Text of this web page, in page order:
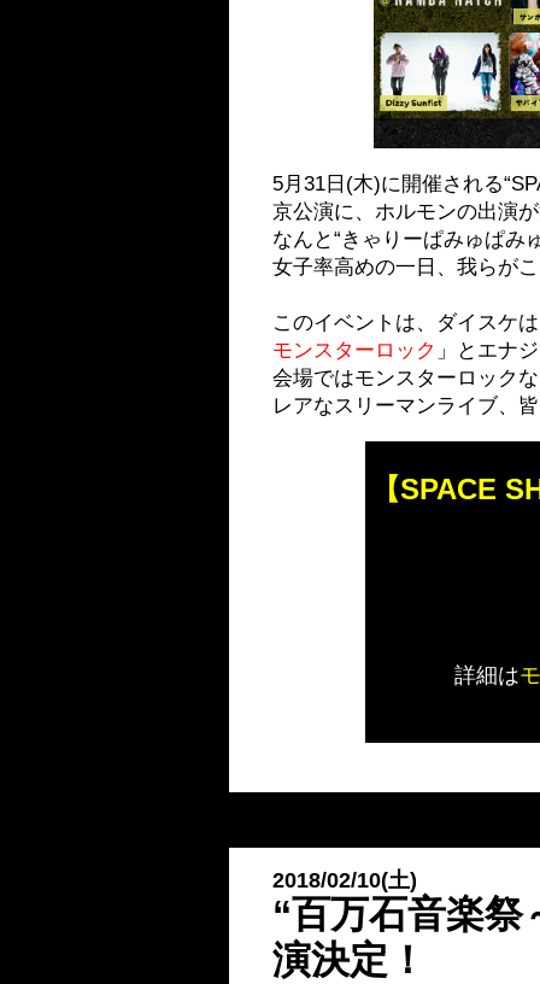
5月31日(木)に開催される
京公演に、ホルモンの出演
なんと“きゃりーぱみゅぱみ
女子率高めの一日、我らが
このイベントは、ダイスケ
モンスターロック 」とエナ
会場ではモンスターロック
レアなスリーマンライブ、
【SPACE
詳細は
2018/02/10(土)
“百万石音楽
演決定！